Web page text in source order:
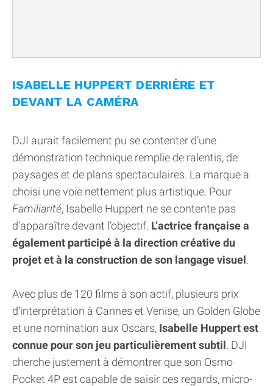
ISABELLE HUPPERT DERRIÈRE ET
DEVANT LA CAMÉRA
DJI aurait facilement pu se contenter d’une
démonstration technique remplie de ralentis, de
paysages et de plans spectaculaires. La marque a
choisi une voie nettement plus artistique. Pour
Familiarité, Isabelle Huppert ne se contente pas
d’apparaître devant l’objectif. L’actrice française a
également participé à la direction créative du
projet et à la construction de son langage visuel.
Avec plus de 120 films à son actif, plusieurs prix
d’interprétation à Cannes et Venise, un Golden Globe
et une nomination aux Oscars, Isabelle Huppert est
connue pour son jeu particulièrement subtil. DJI
cherche justement à démontrer que son Osmo
Pocket 4P est capable de saisir ces regards, micro-